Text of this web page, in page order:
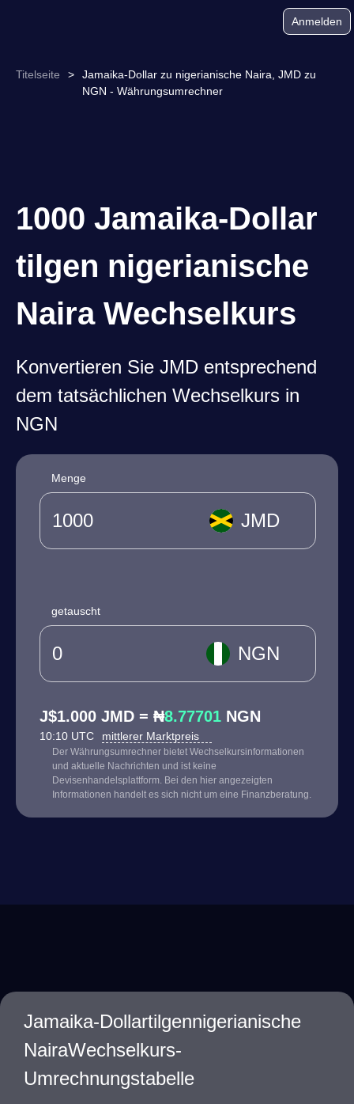
Anmelden
Titelseite >
Jamaika-Dollar zu nigerianische Naira, JMD zu
NGN - Währungsumrechner
1000 Jamaika-Dollar
tilgen nigerianische
Naira Wechselkurs
Konvertieren Sie JMD entsprechend
dem tatsächlichen Wechselkurs in
NGN
Menge
JMD
getauscht
NGN
J$1.000 JMD = ₦8.77701 NGN
10:10 UTC mittlerer Marktpreis
Der Währungsumrechner bietet Wechselkursinformationen
und aktuelle Nachrichten und ist keine
Devisenhandelsplattform. Bei den hier angezeigten
Informationen handelt es sich nicht um eine Finanzberatung.
Jamaika-Dollartilgennigerianische
NairaWechselkurs-
Umrechnungstabelle